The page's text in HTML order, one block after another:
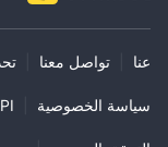
متنوعة من أدوات
وعقود الإيثيريومعنا تواصل معنا
سياسة الخصوصية